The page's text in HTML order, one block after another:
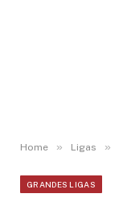
Home » Ligas »
GRANDES LIGAS